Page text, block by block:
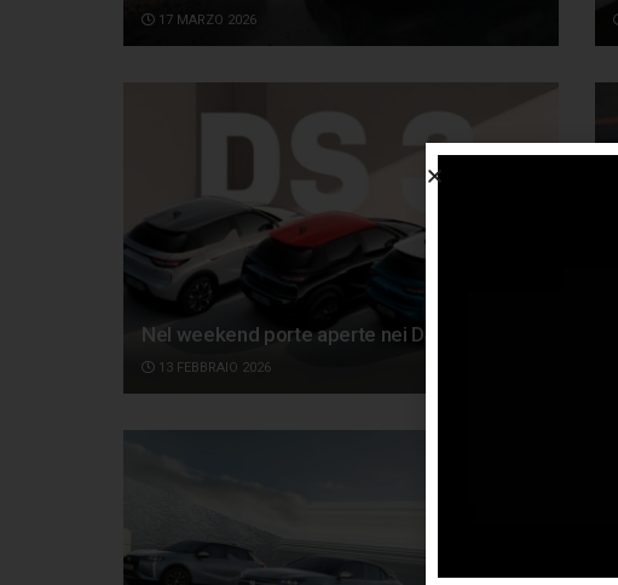
17 MARZO 2026
Nel weekend porte aperte nei DS Store
13 FEBBRAIO 2026